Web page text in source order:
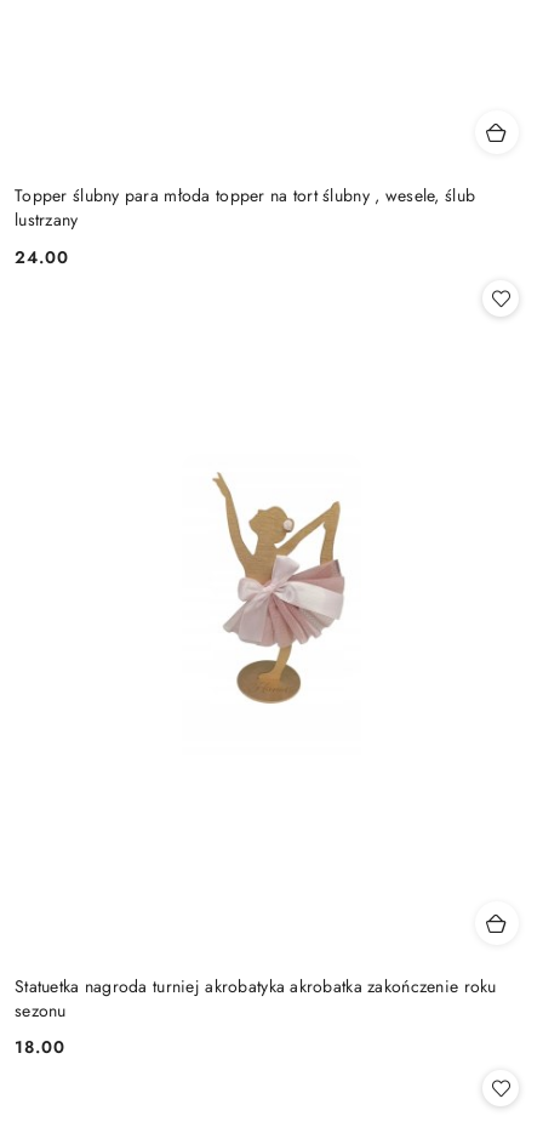
Topper ślubny para młoda topper na tort ślubny , wesele, ślub
lustrzany
Cena:
24.00
Statuetka nagroda turniej akrobatyka akrobatka zakończenie roku
sezonu
Cena:
18.00